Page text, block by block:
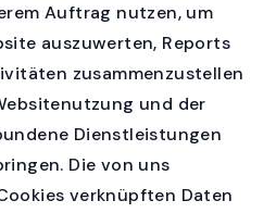
Auftrag nutzen, um
auszuwerten, Reports
zusammenzustellen
und der
Dienstleistungen
Die von uns
verknüpften Daten